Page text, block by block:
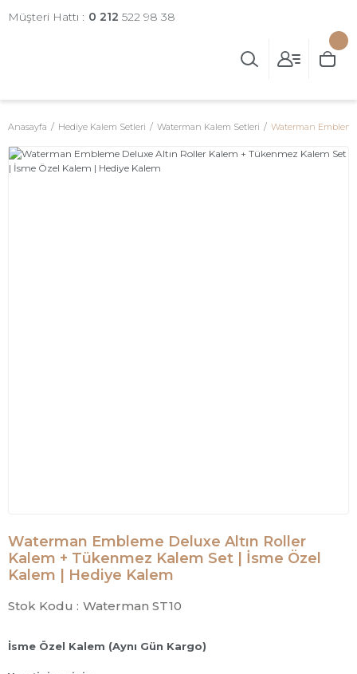
Müşteri Hattı : 0 212 522 98 38
Anasayfa Hediye Kalem Setleri Waterman Kalem Setleri Waterman
Waterman Embleme Deluxe Altın Roller
Kalem + Tükenmez Kalem Set | İsme Özel
Kalem | Hediye Kalem
Stok Kodu : Waterman ST10
İsme Özel Kalem (Aynı Gün Kargo)